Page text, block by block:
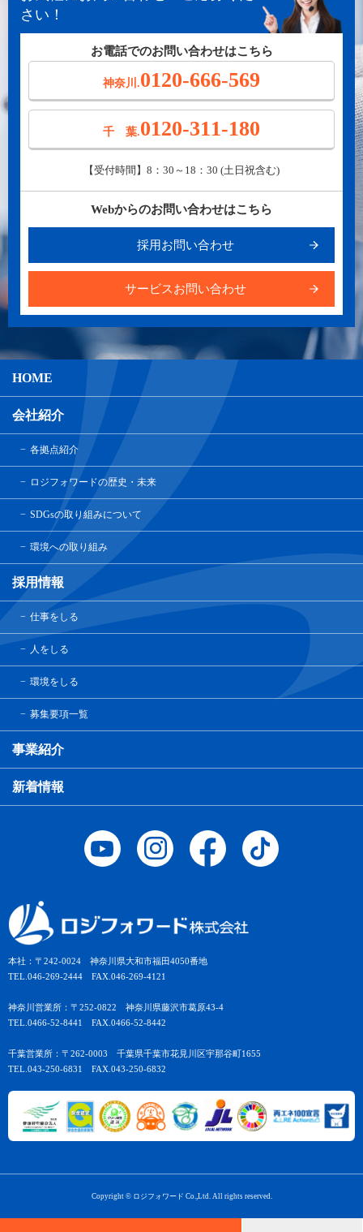
さい！
お電話でのお問い合わせはこちら
神奈川.0120-666-569
千 葉.0120-311-180
【受付時間】8：30～18：30 (土日祝含む)
Webからのお問い合わせはこちら
採用お問い合わせ
サービスお問い合わせ
本社：〒242-0024 神奈川県大和市福田4050番地
TEL.046-269-2444 FAX.046-269-4121
神奈川営業所：〒252-0822 神奈川県藤沢市葛原43-4
TEL.0466-52-8441 FAX.0466-52-8442
千葉営業所：〒262-0003 千葉県千葉市花見川区宇那谷町1655
TEL.043-250-6831 FAX.043-250-6832
HOME
会社紹介
各拠点紹介
ロジフォワードの歴史・未来
SDGsの取り組みについて
環境への取り組み
採用情報
仕事をしる
人をしる
環境をしる
募集要項一覧
事業紹介
新着情報
Copyright © ロジフォワード Co.,Ltd. All rights reserved.